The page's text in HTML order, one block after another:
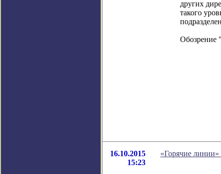
других
такого
Обозрение
16.10.2015
15:23
«Горячие линии»